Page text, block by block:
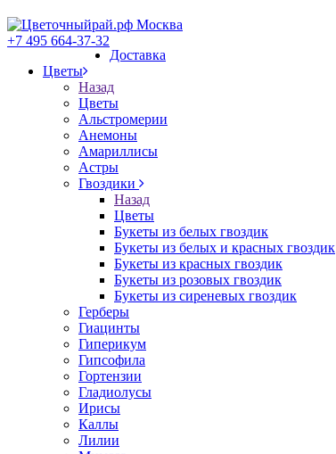
+7 495 664-37-32
Доставка
Цветы
Назад
Цветы
Альстромерии
Анемоны
Амариллисы
Астры
Гвоздики
Назад
Цветы
Букеты из белых гвоздик
Букеты из белых и красных гвоздик
Букеты из красных гвоздик
Букеты из розовых гвоздик
Букеты из сиреневых гвоздик
Герберы
Гиацинты
Гиперикум
Гипсофила
Гортензии
Гладиолусы
Ирисы
Каллы
Лилии